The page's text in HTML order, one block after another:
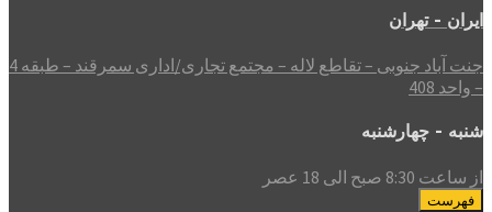
ایران - تهران
جنت آباد جنوبی – تقاطع لاله – مجتمع تجاری/اداری سمرقند – طبقه 4
– واحد 408
شنبه - چهارشنبه
از ساعت 8:30 صبح الی 18 عصر
فهرست